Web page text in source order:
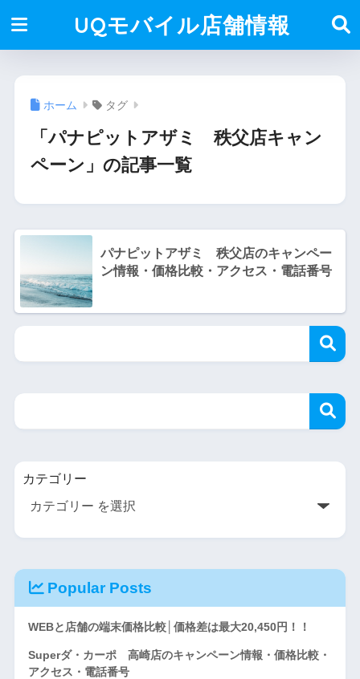
UQモバイル店舗情報
ホーム タグ
「パナピットアザミ 秩父店キャン
ペーン」の記事一覧
パナピットアザミ 秩父店のキャンペー
ン情報・価格比較・アクセス・電話番号
カテゴリー
Popular Posts
WEBと店舗の端末価格比較│価格差は最大20,450円！！
Superダ・カーポ 高崎店のキャンペーン情報・価格比較・
アクセス・電話番号